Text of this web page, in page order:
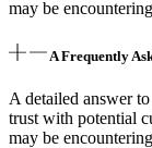
may be encountering
A Frequently
A detailed answer
trust with potential
may be encountering